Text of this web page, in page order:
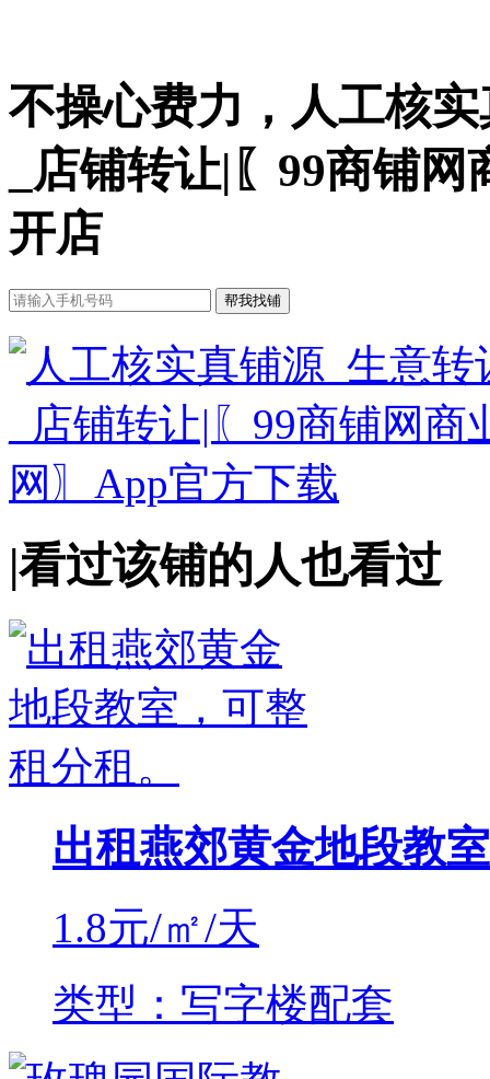
不操心费力，人工核
_店铺转让|〖99商铺
开店
|看过该铺的人也看过
出租燕郊黄金地段教
1.8元/㎡/天
类型：写字楼配套